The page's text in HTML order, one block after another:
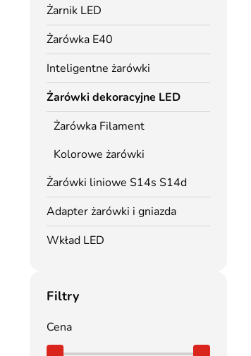
Żarnik LED
Żarówka E40
Inteligentne żarówki
Żarówki dekoracyjne LED
Żarówka Filament
Kolorowe żarówki
Żarówki liniowe S14s S14d
Adapter żarówki i gniazda
Wkład LED
Filtry
Cena